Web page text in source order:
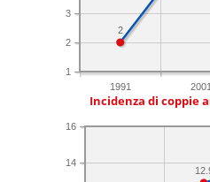
1991 2001
1
2
3
2
Incidenza di coppie
14
16